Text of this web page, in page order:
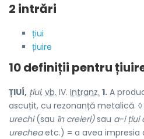
2 intrări
țiui
țiuire
10 definiții pentru
ȚIUÍ, țíui, vb. IV. Intranz. 1. A
ascuțit, cu rezonanță metalică. ◊
urechi(sau în creieri)sau a-i țiui
urecheaetc.) = a avea impresia